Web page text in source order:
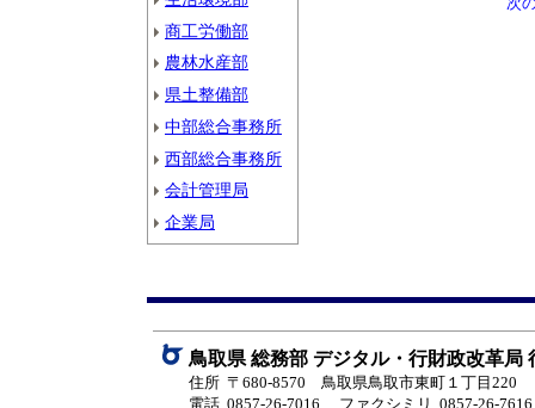
商工労働部
農林水産部
県土整備部
中部総合事務所
西部総合事務所
会計管理局
企業局
鳥取県 総務部 デジタル・行財政改革局
住所 〒680-8570 鳥取県鳥取市東町１丁目220
電話 0857-26-7016
ファクシミリ 0857-26-7616